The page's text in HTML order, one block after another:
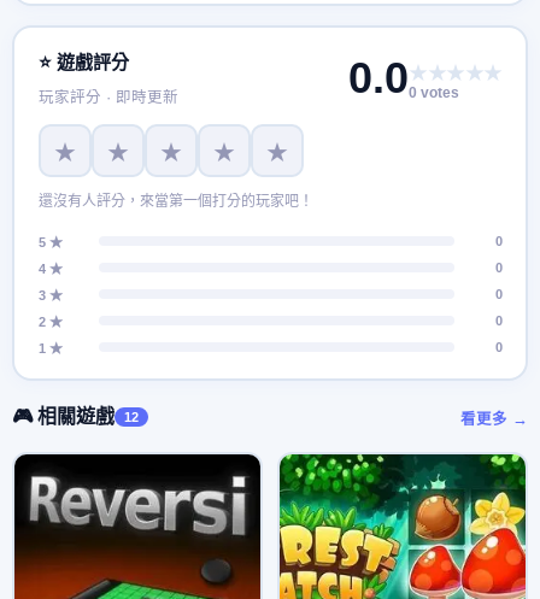
⭐ 遊戲評分
玩家評分 · 即時更新 0.0★★★★★
0 votes
★ ★ ★ ★ ★
還沒有人評分，來當第一個打分的玩家吧！
5 ★
0
4 ★
0
3 ★
0
2 ★
0
1 ★
0
🎮 相關遊戲 12 看更多 →